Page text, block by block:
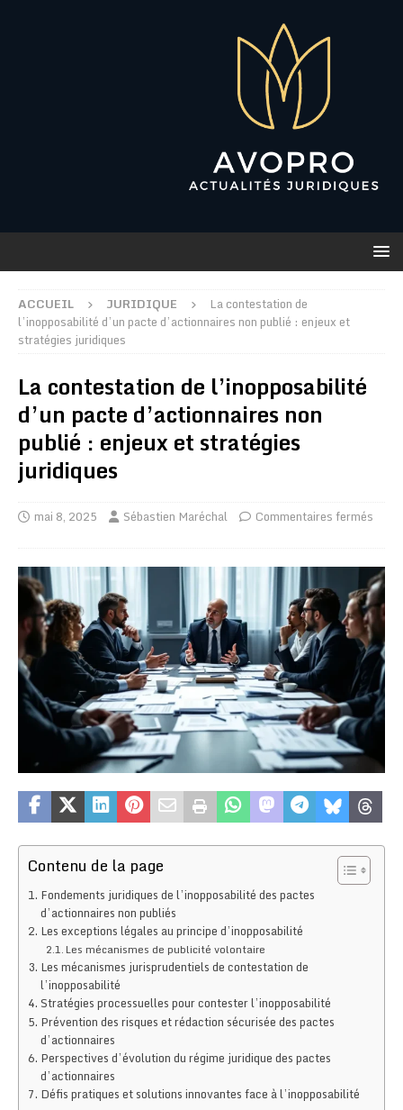
ACCUEIL JURIDIQUE
La contestation de
l’inopposabilité d’un pacte d’actionnaires non publié : enjeux et
stratégies juridiques
La contestation de l’inopposabilité
d’un pacte d’actionnaires non
publié : enjeux et stratégies
juridiques
mai 8, 2025 Sébastien Maréchal Commentaires fermés
Contenu de la page
Fondements juridiques de l’inopposabilité des pactes
d’actionnaires non publiés
Les exceptions légales au principe d’inopposabilité
Les mécanismes de publicité volontaire
Les mécanismes jurisprudentiels de contestation de
l’inopposabilité
Stratégies processuelles pour contester l’inopposabilité
Prévention des risques et rédaction sécurisée des pactes
d’actionnaires
Perspectives d’évolution du régime juridique des pactes
d’actionnaires
Défis pratiques et solutions innovantes face à l’inopposabilité